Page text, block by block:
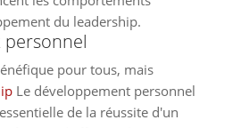
du leadership.
pour tous, mais
Le développement personnel
de la réussite d'un